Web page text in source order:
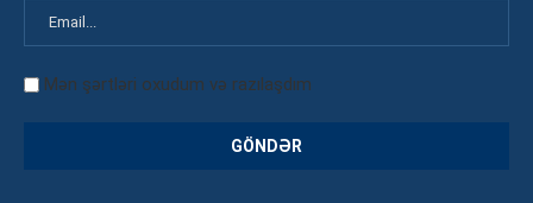
Mən şərtləri oxudum və razılaşdım